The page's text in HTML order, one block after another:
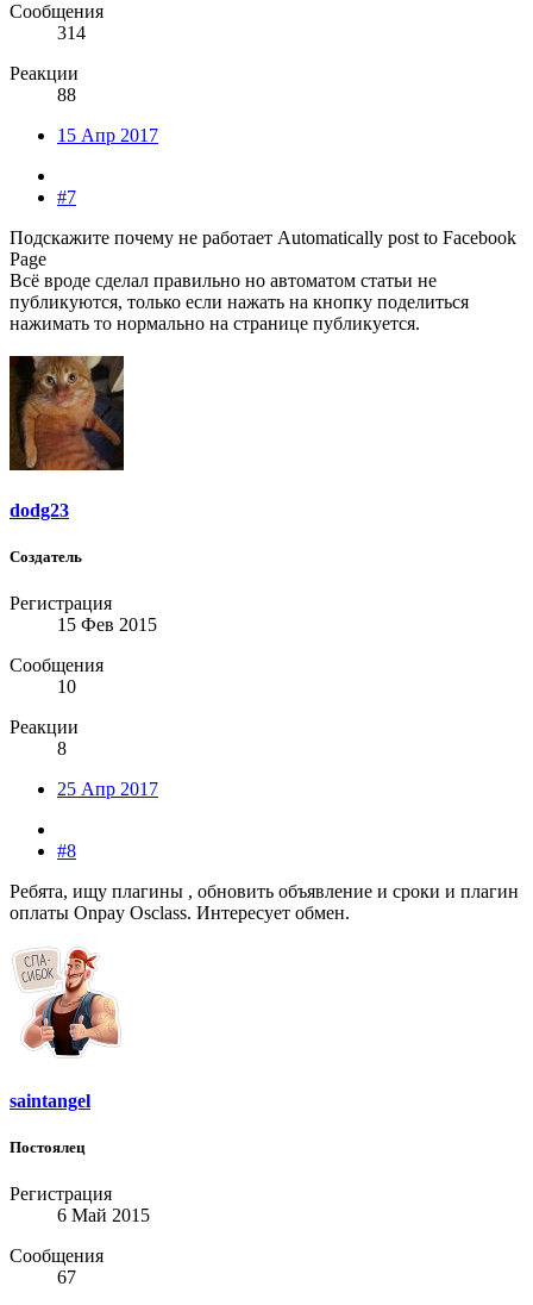
Сообщения
314
Реакции
88
15 Апр 2017
#7
Подскажите почему не работает Automatically post to Facebook
Page
Всё вроде сделал правильно но автоматом статьи не
публикуются, только если нажать на кнопку поделиться
нажимать то нормально на странице публикуется.
dodg23
Создатель
Регистрация
15 Фев 2015
Сообщения
10
Реакции
8
25 Апр 2017
#8
Ребята, ищу плагины , обновить объявление и сроки и плагин
оплаты Onpay Osclass. Интересует обмен.
saintangel
Постоялец
Регистрация
6 Май 2015
Сообщения
67